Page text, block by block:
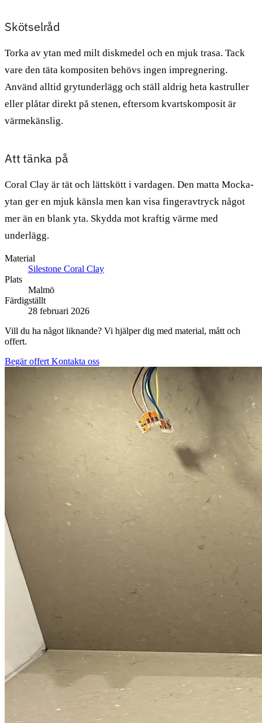
Skötselråd
Torka av ytan med milt diskmedel och en mjuk trasa. Tack
vare den täta kompositen behövs ingen impregnering.
Använd alltid grytunderlägg och ställ aldrig heta kastruller
eller plåtar direkt på stenen, eftersom kvartskomposit är
värmekänslig.
Att tänka på
Coral Clay är tät och lättskött i vardagen. Den matta Mocka-
ytan ger en mjuk känsla men kan visa fingeravtryck något
mer än en blank yta. Skydda mot kraftig värme med
underlägg.
Material
Silestone Coral Clay
Plats
Malmö
Färdigställt
28 februari 2026
Vill du ha något liknande? Vi hjälper dig med material, mått och
offert.
Begär offert Kontakta oss